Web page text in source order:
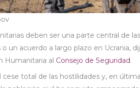
deben ser una parte central de
un acuerdo a largo plazo en Ucrania,
Humanitaria al Consejo de Seguridad.
cese total de las hostilidades y, en